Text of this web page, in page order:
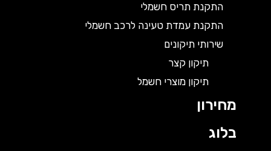
התקנת תריס חשמלי
התקנת עמדת טעינה לרכב חשמלי
שירותי תיקונים
תיקון קצר
תיקון מוצרי חשמל
מחירון
בלוג